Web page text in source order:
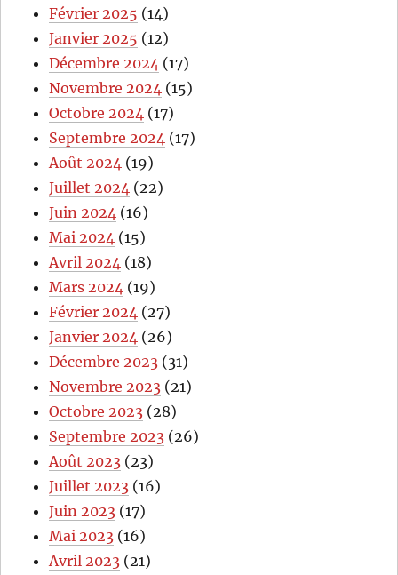
Février 2025 (14)
Janvier 2025 (12)
Décembre 2024 (17)
Novembre 2024 (15)
Octobre 2024 (17)
Septembre 2024 (17)
Août 2024 (19)
Juillet 2024 (22)
Juin 2024 (16)
Mai 2024 (15)
Avril 2024 (18)
Mars 2024 (19)
Février 2024 (27)
Janvier 2024 (26)
Décembre 2023 (31)
Novembre 2023 (21)
Octobre 2023 (28)
Septembre 2023 (26)
Août 2023 (23)
Juillet 2023 (16)
Juin 2023 (17)
Mai 2023 (16)
Avril 2023 (21)